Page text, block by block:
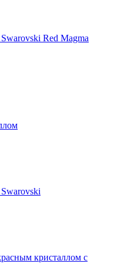
Red Magma
кристаллом с